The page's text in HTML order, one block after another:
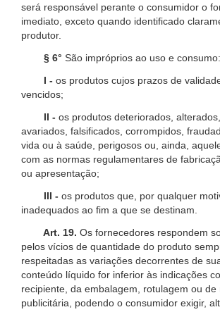
será responsável perante o consumidor o
imediato, exceto quando identificado
produtor.
§ 6° São impróprios ao uso e consumo:
I - os produtos cujos prazos de
vencidos;
II - os produtos deteriorados,
avariados, falsificados, corrompidos,
vida ou à saúde, perigosos ou, ainda,
com as normas regulamentares de
ou apresentação;
III - os produtos que, por qualquer
inadequados ao fim a que se destinam.
Art. 19. Os fornecedores respondem
pelos vícios de quantidade do produto
respeitadas as variações decorrentes de
conteúdo líquido for inferior às indicações
recipiente, da embalagem, rotulagem ou de
publicitária, podendo o consumidor exigir,